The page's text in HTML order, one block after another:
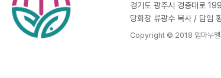
경기도 광주시 경충대로
당회장 류광수 목사 / 담임
Copyright © 2018 임마누